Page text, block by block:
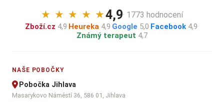
★ ★ ★ ★ ★4,9· 1773 hodnocení
Zboží.cz 4,9·Heureka 4,9·Google 5,0·Facebook 4,9·
Známý terapeut 4,7
NAŠE POBOČKY
Pobočka Jihlava
Masarykovo Náměstí 36, 586 01, Jihlava